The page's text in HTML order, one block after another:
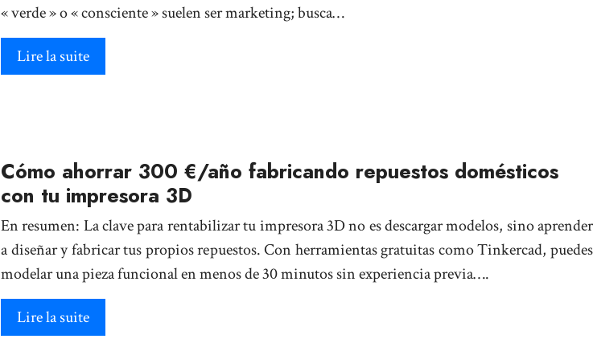
« verde » o « consciente » suelen ser marketing; busca…
Lire la suite
Cómo ahorrar 300 €/año fabricando repuestos domésticos
con tu impresora 3D
En resumen: La clave para rentabilizar tu impresora 3D no es descargar modelos, sino aprender
a diseñar y fabricar tus propios repuestos. Con herramientas gratuitas como Tinkercad, puedes
modelar una pieza funcional en menos de 30 minutos sin experiencia previa….
Lire la suite